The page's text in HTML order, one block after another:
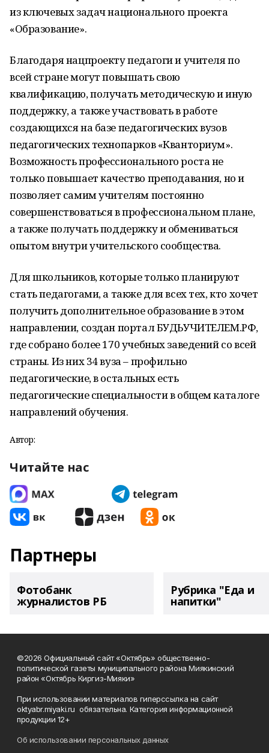
из ключевых задач национального проекта
«Образование».
Благодаря нацпроекту педагоги и учителя по
всей стране могут повышать свою
квалификацию, получать методическую и иную
поддержку, а также участвовать в работе
создающихся на базе педагогических вузов
педагогических технопарков «Кванториум».
Возможность профессионального роста не
только повышает качество преподавания, но и
позволяет самим учителям постоянно
совершенствоваться в профессиональном плане,
а также получать поддержку и обмениваться
опытом внутри учительского сообщества.
Для школьников, которые только планируют
стать педагогами, а также для всех тех, кто хочет
получить дополнительное образование в этом
направлении, создан портал БУДЬУЧИТЕЛЕМ.РФ,
где собрано более 170 учебных заведений со всей
страны. Из них 34 вуза – профильно
педагогические, в остальных есть
педагогические специальности в общем каталоге
направлений обучения.
Автор:
Читайте нас
Партнеры
Фотобанк
журналистов РБ
Рубрика "Еда и
напитки"
©2026 Официальный сайт «Октябрь» общественно-
политической газеты муниципального района Миякинский
район «Октябрь Киргиз-Мияки»
При использовании материалов гиперссылка на сайт
oktyabr.miyaki.ru обязательна. Категория информационной
продукции 12+
Об использовании персональных данных